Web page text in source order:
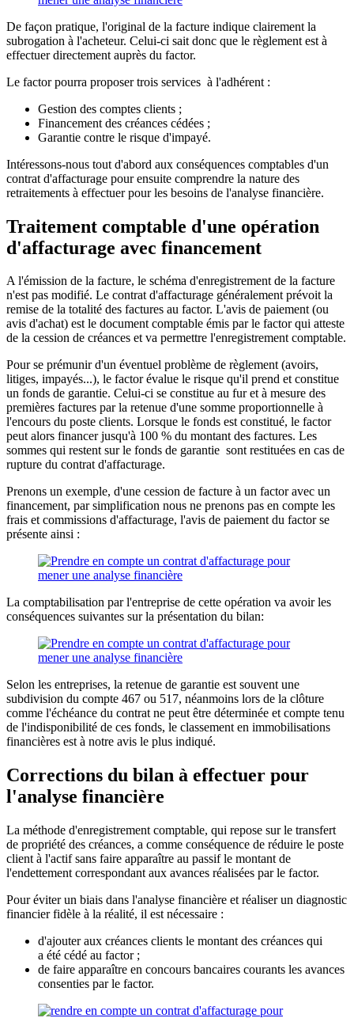
De façon pratique, l'original de la facture indique clairement la
subrogation à l'acheteur. Celui-ci sait donc que le règlement est à
effectuer directement auprès du factor.
Le factor pourra proposer trois services à l'adhérent :
Gestion des comptes clients ;
Financement des créances cédées ;
Garantie contre le risque d'impayé.
Intéressons-nous tout d'abord aux conséquences comptables d'un
contrat d'affacturage pour ensuite comprendre la nature des
retraitements à effectuer pour les besoins de l'analyse financière.
Traitement comptable d'une opération
d'affacturage avec financement
A l'émission de la facture, le schéma d'enregistrement de la facture
n'est pas modifié. Le contrat d'affacturage généralement prévoit la
remise de la totalité des factures au factor. L'avis de paiement (ou
avis d'achat) est le document comptable émis par le factor qui atteste
de la cession de créances et va permettre l'enregistrement comptable.
Pour se prémunir d'un éventuel problème de règlement (avoirs,
litiges, impayés...), le factor évalue le risque qu'il prend et constitue
un fonds de garantie. Celui-ci se constitue au fur et à mesure des
premières factures par la retenue d'une somme proportionnelle à
l'encours du poste clients. Lorsque le fonds est constitué, le factor
peut alors financer jusqu'à 100 % du montant des factures. Les
sommes qui restent sur le fonds de garantie sont restituées en cas de
rupture du contrat d'affacturage.
Prenons un exemple, d'une cession de facture à un factor avec un
financement, par simplification nous ne prenons pas en compte les
frais et commissions d'affacturage, l'avis de paiement du factor se
présente ainsi :
La comptabilisation par l'entreprise de cette opération va avoir les
conséquences suivantes sur la présentation du bilan:
Selon les entreprises, la retenue de garantie est souvent une
subdivision du compte 467 ou 517, néanmoins lors de la clôture
comme l'échéance du contrat ne peut être déterminée et compte tenu
de l'indisponibilité de ces fonds, le classement en immobilisations
financières est à notre avis le plus indiqué.
Corrections du bilan à effectuer pour
l'analyse financière
La méthode d'enregistrement comptable, qui repose sur le transfert
de propriété des créances, a comme conséquence de réduire le poste
client à l'actif sans faire apparaître au passif le montant de
l'endettement correspondant aux avances réalisées par le factor.
Pour éviter un biais dans l'analyse financière et réaliser un diagnostic
financier fidèle à la réalité, il est nécessaire :
d'ajouter aux créances clients le montant des créances qui
a été cédé au factor ;
de faire apparaître en concours bancaires courants les avances
consenties par le factor.